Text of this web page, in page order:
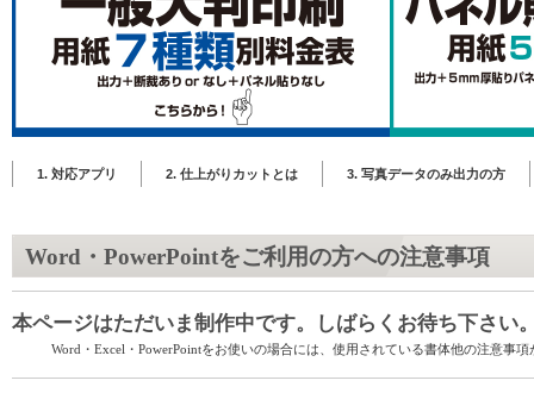
1. 対応アプリ 2. 仕上がりカットとは 3. 写真データのみ出力の方
Word・PowerPointをご利用の方への注意事項
本ページはただいま制作中です。しばらくお待ち下さい
Word・Excel・PowerPointをお使いの場合には、使用されている書体他の注意事項